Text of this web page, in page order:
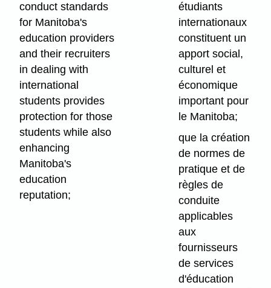
conduct standards
for Manitoba's
education providers
and their recruiters
in dealing with
international
students provides
protection for those
students while also
enhancing
Manitoba's
education
reputation;
étudiants
internationaux
constituent un
apport social,
culturel et
économique
important pour
le Manitoba;
que la création
de normes de
pratique et de
règles de
conduite
applicables
aux
fournisseurs
de services
d'éducation